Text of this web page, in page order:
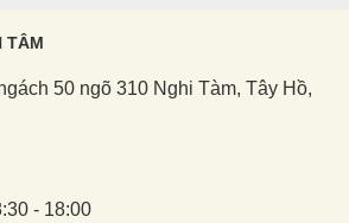
TÂM
50 ngõ 310 Nghi Tàm, Tây Hồ,
- 18:00